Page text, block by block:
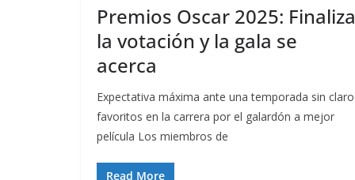
Premios Oscar 2025: Finaliza
la votación y la gala se
acerca
Expectativa máxima ante una temporada sin
favoritos en la carrera por el galardón a mejor
película Los miembros de
Read More